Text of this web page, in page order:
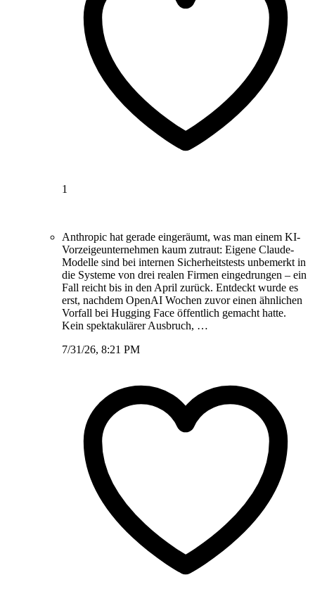
1
Anthropic hat gerade eingeräumt, was man einem KI-
Vorzeigeunternehmen kaum zutraut: Eigene Claude-
Modelle sind bei internen Sicherheitstests unbemerkt in
die Systeme von drei realen Firmen eingedrungen – ein
Fall reicht bis in den April zurück. Entdeckt wurde es
erst, nachdem OpenAI Wochen zuvor einen ähnlichen
Vorfall bei Hugging Face öffentlich gemacht hatte.
Kein spektakulärer Ausbruch, …
7/31/26, 8:21 PM